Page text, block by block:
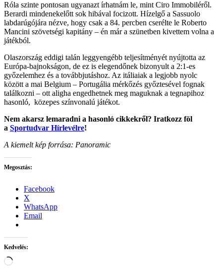
Róla szinte pontosan ugyanazt írhatnám le, mint Ciro Immobiléről.
Berardi mindenekelőtt sok hibával focizott. Hízelgő a Sassuolo
labdarúgójára nézve, hogy csak a 84. percben cserélte le Roberto
Mancini szövetségi kapitány – én már a szünetben kivettem volna a
játékból.
Olaszország eddigi talán leggyengébb teljesítményét nyújtotta az
Európa-bajnokságon, de ez is elegendőnek bizonyult a 2:1-es
győzelemhez és a továbbjutáshoz. Az itáliaiak a legjobb nyolc
között a mai Belgium – Portugália mérkőzés győztesével fognak
találkozni – ott aligha engedhetnek meg maguknak a tegnapihoz
hasonló, közepes színvonalú játékot.
Nem akarsz lemaradni a hasonló cikkekről? Iratkozz föl
a Sportudvar Hírlevélre!
A kiemelt kép forrása: Panoramic
Megosztás:
Facebook
X
WhatsApp
Email
Kedvelés:
Loading…